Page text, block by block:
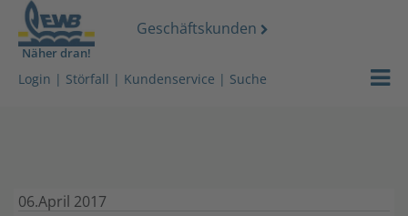
Näher dran!
Geschäftskunden
Login | Störfall | Kundenservice | Suche
06.April 2017
Strom